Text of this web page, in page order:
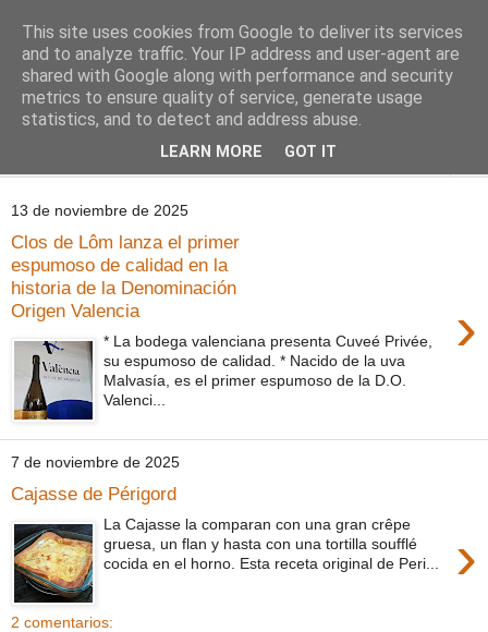
Comoju
La Cocina del Día a Día y el día a día de la Gastronomía
13 de noviembre de 2025
Clos de Lôm lanza el primer
espumoso de calidad en la
historia de la Denominación
Origen Valencia
›
* La bodega valenciana presenta Cuveé Privée,
su espumoso de calidad. * Nacido de la uva
Malvasía, es el primer espumoso de la D.O.
Valenci...
7 de noviembre de 2025
Cajasse de Périgord
›
La Cajasse la comparan con una gran crêpe
gruesa, un flan y hasta con una tortilla soufflé
cocida en el horno. Esta receta original de Peri...
2 comentarios:
This site uses cookies from Google to deliver its services
and to analyze traffic. Your IP address and user-agent are
shared with Google along with performance and security
metrics to ensure quality of service, generate usage
statistics, and to detect and address abuse.
LEARN MORE GOT IT